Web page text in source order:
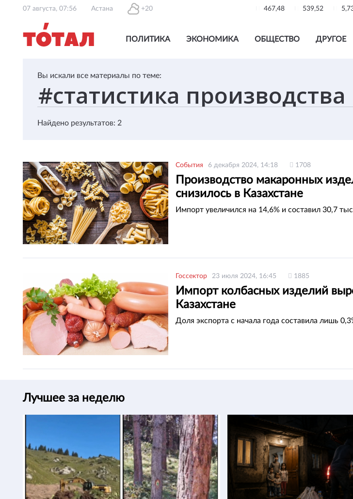
07 августа, 07:56 Астана +20 467,48 539,52
ПОЛИТИКА ЭКОНОМИКА ОБЩЕСТВО ДРУГОЕ
Вы искали все материалы по теме:
Найдено результатов: 2
События 6 декабря 2024, 14:18 1708
Производство макаронных
снизилось в Казахстане
Импорт увеличился на 14,6% и составил 30,7
Госсектор 23 июля 2024, 16:45 1885
Импорт колбасных изделий
Казахстане
Доля экспорта с начала года составила лишь
Лучшее за неделю